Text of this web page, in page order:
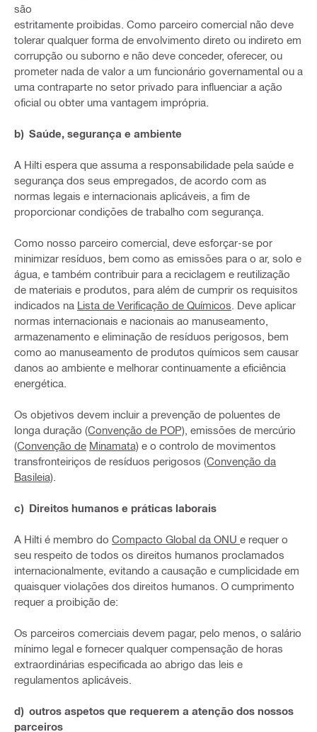
são
estritamente proibidas. Como parceiro comercial não deve
tolerar qualquer forma de envolvimento direto ou indireto em
corrupção ou suborno e não deve conceder, oferecer, ou
prometer nada de valor a um funcionário governamental ou a
uma contraparte no setor privado para influenciar a ação
oficial ou obter uma vantagem imprópria.
b) Saúde, segurança e ambiente
A Hilti espera que assuma a responsabilidade pela saúde e
segurança dos seus empregados, de acordo com as
normas legais e internacionais aplicáveis, a fim de
proporcionar condições de trabalho com segurança.
Como nosso parceiro comercial, deve esforçar-se por
minimizar resíduos, bem como as emissões para o ar, solo e
água, e também contribuir para a reciclagem e reutilização
de materiais e produtos, para além de cumprir os requisitos
indicados na Lista de Verificação de Químicos . Deve aplicar
normas internacionais e nacionais ao manuseamento,
armazenamento e eliminação de resíduos perigosos, bem
como ao manuseamento de produtos químicos sem causar
danos ao ambiente e melhorar continuamente a eficiência
energética.
Os objetivos devem incluir a prevenção de poluentes de
longa duração (Convenção de POP) , emissões de mercúrio
(Convenção de Minamata) e o controlo de movimentos
transfronteiriços de resíduos perigosos (Convenção da
Basileia)
c) Direitos humanos e práticas laborais
A Hilti é membro do Compacto Global da ONU e requer o
seu respeito de todos os direitos humanos proclamados
internacionalmente, evitando a causação e cumplicidade em
quaisquer violações dos direitos humanos. O cumprimento
requer a proibição de:
Os parceiros comerciais devem pagar, pelo menos, o salário
mínimo legal e fornecer qualquer compensação de horas
extraordinárias especificada ao abrigo das leis e
regulamentos aplicáveis.
d) outros aspetos que requerem a atenção dos nossos
parceiros